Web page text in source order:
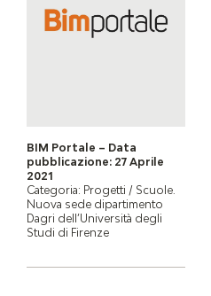
BIM Portale – Data
pubblicazione: 27 Aprile
2021
Categoria: Progetti / Scuole.
Nuova sede dipartimento
Dagri dell’Università degli
Studi di Firenze